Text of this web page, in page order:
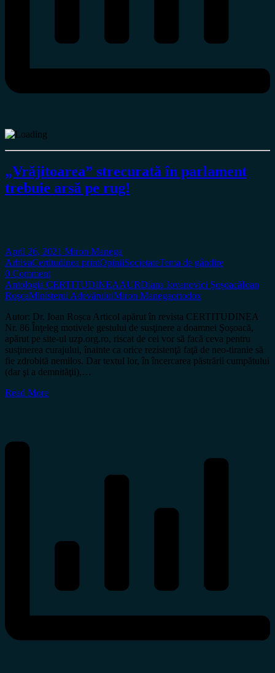
„Vrăjitoarea” strecurată în parlament
trebuie arsă pe rug!
April 26, 2021 Miron Manega
ArhivaCertitudinea printOpiniiSocietateTema de gândire
0 Comment
Antologia CERTITUDINEAAURDiana Iovanovici ȘoșoacăIoan
RoșcaMinisterul AdevăruluiMiron Manegaortodox
Autor: Dr. Ioan Roșca Articol apărut în revista CERTITUDINEA
Nr. 86 Înţeleg motivele gestului de susţinere a doamnei Şoşoacă,
apărut pe site-ul uzp.org.ro, riscat de cei vor să facă ceva pentru
susţinerea curajului, înainte ca orice rezistenţă faţă de neo-tiranie să
fie zdrobită nemilos. Dar textul lor, în încercarea păstrării cumpătului
(dar şi a demnităţii),…
Read More